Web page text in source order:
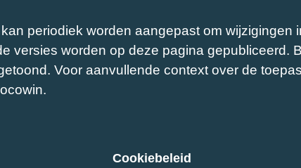
periodiek worden aangepast om
versies worden op deze pagina gepubliceerd.
Voor aanvullende context over de
Cookiebeleid